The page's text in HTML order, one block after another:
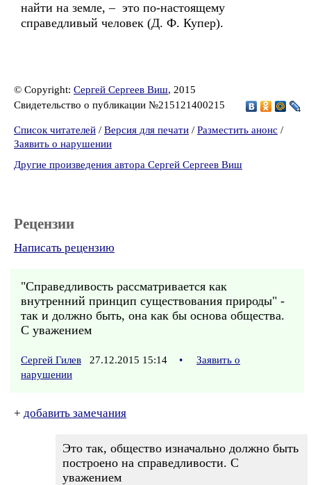
найти на земле, – это по-настоящему
справедливый человек (Д. Ф. Купер).
© Copyright: Сергей Сергеев Виш, 2015
Свидетельство о публикации №215121400215
Список читателей / Версия для печати / Разместить анонс /
Заявить о нарушении
Другие произведения автора Сергей Сергеев Виш
Рецензии
Написать рецензию
"Справедливость рассматривается как
внутренний принцип существования природы" -
так и должно быть, она как бы основа общества.
С уважением
Сергей Гилев 27.12.2015 15:14 •
Заявить о
нарушении
+ добавить замечания
Это так, общество изначально должно быть
построено на справедливости. С
уважением